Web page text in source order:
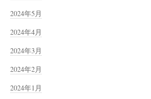
2024年5月
2024年4月
2024年3月
2024年2月
2024年1月